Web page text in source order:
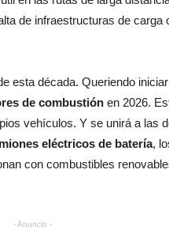
de infraestructuras de carga
esta década. Queriendo
de combustión en 2026.
vehículos. Y se unirá a las
eléctricos de batería,
con combustibles
- Anuncio -